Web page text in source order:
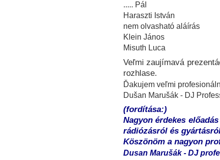
..... Pál
Haraszti István
nem olvasható aláírás
Klein János
Misuth Luca
Veľmi zaujímavá
rozhlase.
Ďakujem veľmi
Dušan Marušák - DJ
(fordítása:)
Nagyon érdekes
rádiózásról és
Köszönöm a nagyon
Dusan Marušák - DJ